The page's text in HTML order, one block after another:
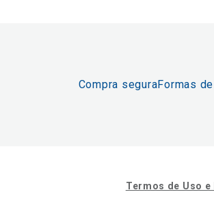
Compra seguraFormas
Termos de Uso